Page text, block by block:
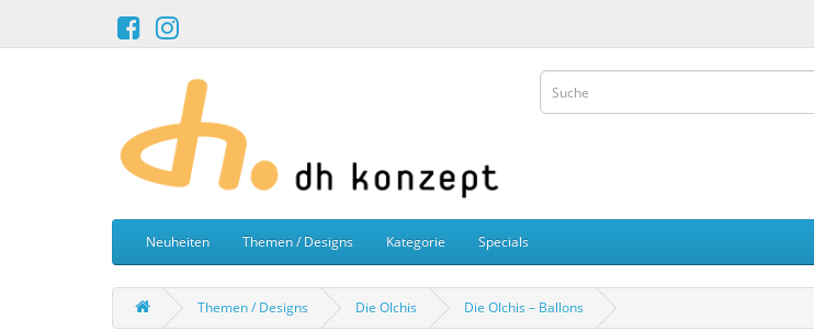
Neuheiten Themen / Designs Kategorie Specials
Themen / Designs Die Olchis Die Olchis – Ballons